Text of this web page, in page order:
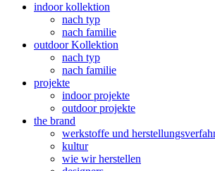
indoor kollektion
nach typ
nach familie
outdoor Kollektion
nach typ
nach familie
projekte
indoor projekte
outdoor projekte
the brand
werkstoffe und
kultur
wie wir herstellen